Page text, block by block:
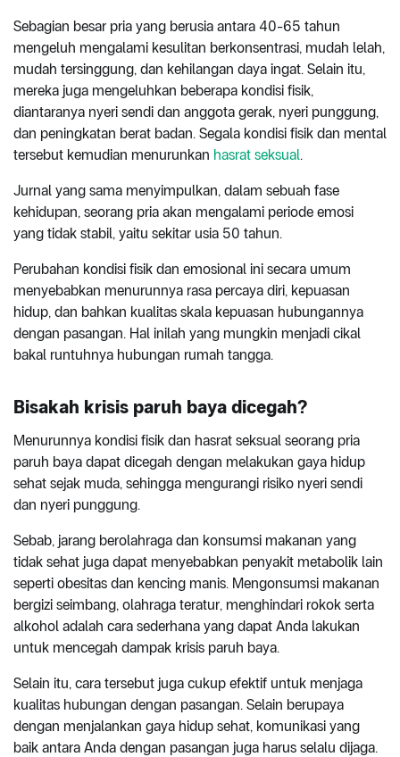
Sebagian besar pria yang berusia antara 40-65 tahun
mengeluh mengalami kesulitan berkonsentrasi, mudah lelah,
mudah tersinggung, dan kehilangan daya ingat. Selain itu,
mereka juga mengeluhkan beberapa kondisi fisik,
diantaranya nyeri sendi dan anggota gerak, nyeri punggung,
dan peningkatan berat badan. Segala kondisi fisik dan mental
tersebut kemudian menurunkan hasrat seksual.
Jurnal yang sama menyimpulkan, dalam sebuah fase
kehidupan, seorang pria akan mengalami periode emosi
yang tidak stabil, yaitu sekitar usia 50 tahun.
Perubahan kondisi fisik dan emosional ini secara umum
menyebabkan menurunnya rasa percaya diri, kepuasan
hidup, dan bahkan kualitas skala kepuasan hubungannya
dengan pasangan. Hal inilah yang mungkin menjadi cikal
bakal runtuhnya hubungan rumah tangga.
Bisakah krisis paruh baya dicegah?
Menurunnya kondisi fisik dan hasrat seksual seorang pria
paruh baya dapat dicegah dengan melakukan gaya hidup
sehat sejak muda, sehingga mengurangi risiko nyeri sendi
dan nyeri punggung.
Sebab, jarang berolahraga dan konsumsi makanan yang
tidak sehat juga dapat menyebabkan penyakit metabolik lain
seperti obesitas dan kencing manis. Mengonsumsi makanan
bergizi seimbang, olahraga teratur, menghindari rokok serta
alkohol adalah cara sederhana yang dapat Anda lakukan
untuk mencegah dampak krisis paruh baya.
Selain itu, cara tersebut juga cukup efektif untuk menjaga
kualitas hubungan dengan pasangan. Selain berupaya
dengan menjalankan gaya hidup sehat, komunikasi yang
baik antara Anda dengan pasangan juga harus selalu dijaga.